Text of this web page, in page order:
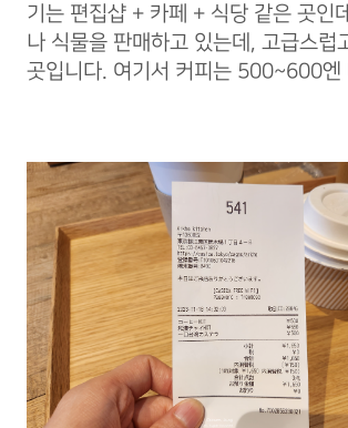
기는 편집샵 + 카페 + 식당 같은 곳인
나 식물을 판매하고 있는데, 고급스럽
곳입니다. 여기서 커피는 500~600엔